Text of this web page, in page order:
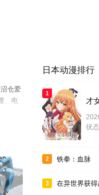
仓爱
、电
日本动漫排行
1
才
状
2 铁拳：血脉
3 在异世界获得超强能力的我，